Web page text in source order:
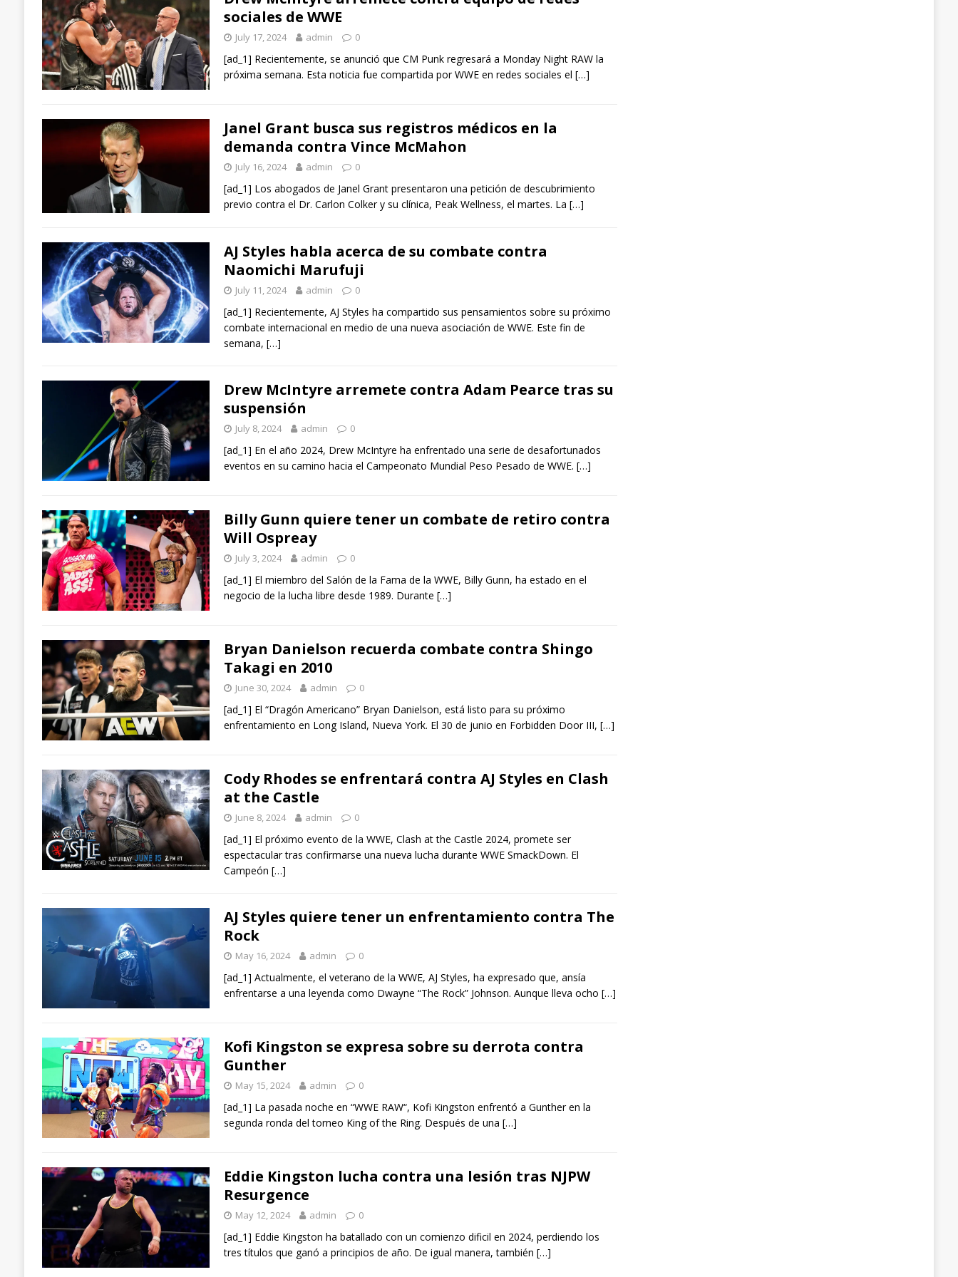
sociales de WWE
July 17, 2024 admin 0
[ad_1] Recientemente, se anunció que CM Punk regresará a Monday Night RAW la
próxima semana. Esta noticia fue compartida por WWE en redes sociales el […]
Janel Grant busca sus registros médicos en la
demanda contra Vince McMahon
July 16, 2024 admin 0
[ad_1] Los abogados de Janel Grant presentaron una petición de descubrimiento
previo contra el Dr. Carlon Colker y su clínica, Peak Wellness, el martes. La […]
AJ Styles habla acerca de su combate contra
Naomichi Marufuji
July 11, 2024 admin 0
[ad_1] Recientemente, AJ Styles ha compartido sus pensamientos sobre su próximo
combate internacional en medio de una nueva asociación de WWE. Este fin de
semana, […]
Drew McIntyre arremete contra Adam Pearce tras su
suspensión
July 8, 2024 admin 0
[ad_1] En el año 2024, Drew McIntyre ha enfrentado una serie de desafortunados
eventos en su camino hacia el Campeonato Mundial Peso Pesado de WWE. […]
Billy Gunn quiere tener un combate de retiro contra
Will Ospreay
July 3, 2024 admin 0
[ad_1] El miembro del Salón de la Fama de la WWE, Billy Gunn, ha estado en el
negocio de la lucha libre desde 1989. Durante […]
Bryan Danielson recuerda combate contra Shingo
Takagi en 2010
June 30, 2024 admin 0
[ad_1] El “Dragón Americano” Bryan Danielson, está listo para su próximo
enfrentamiento en Long Island, Nueva York. El 30 de junio en Forbidden Door III, […]
Cody Rhodes se enfrentará contra AJ Styles en Clash
at the Castle
June 8, 2024 admin 0
[ad_1] El próximo evento de la WWE, Clash at the Castle 2024, promete ser
espectacular tras confirmarse una nueva lucha durante WWE SmackDown. El
Campeón […]
AJ Styles quiere tener un enfrentamiento contra The
Rock
May 16, 2024 admin 0
[ad_1] Actualmente, el veterano de la WWE, AJ Styles, ha expresado que, ansía
enfrentarse a una leyenda como Dwayne “The Rock” Johnson. Aunque lleva ocho […]
Kofi Kingston se expresa sobre su derrota contra
Gunther
May 15, 2024 admin 0
[ad_1] La pasada noche en “WWE RAW“, Kofi Kingston enfrentó a Gunther en la
segunda ronda del torneo King of the Ring. Después de una […]
Eddie Kingston lucha contra una lesión tras NJPW
Resurgence
May 12, 2024 admin 0
[ad_1] Eddie Kingston ha batallado con un comienzo dificil en 2024, perdiendo los
tres títulos que ganó a principios de año. De igual manera, también […]